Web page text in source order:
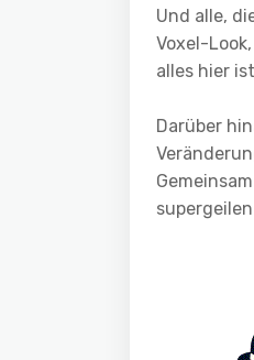
Und alle,
Voxel-
alles hier
Darüber